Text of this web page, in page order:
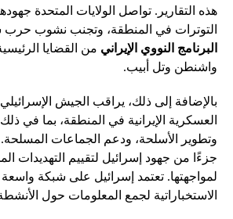
هذه التقارير. تواصل الولايات المتحدة
التوترات في المنطقة، وتجنب نشوب حرب
البرنامج النووي الإيراني من القضايا
واشنطن وتل أبيب.
بالإضافة إلى ذلك، يراقب الجيش
العسكرية الإيرانية في المنطقة، بما في
وتطوير الأسلحة، ودعم الجماعات المسلحة.
جزءًا من جهود إسرائيل لتقييم التهديدات
لمواجهتها. تعتمد إسرائيل على شبكة
الاستخباراتية لجمع المعلومات حول الأنشطة